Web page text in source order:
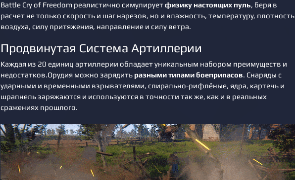
Battle Cry of Freedom реалистично симулируетфизику настоящих пуль, беря в
расчет не только скорость и шаг нарезов, но и влажность, температуру, плотность
воздуха, силу притяжения, направление и силу ветра.
Продвинутая Система Артиллерии
Каждая из 20 единиц артиллерии обладает уникальным набором преимуществ и
недостатков.Орудия можно зарядить разными типами боеприпасов. Снаряды с
ударными и временными взрывателями, спирально-рифлёные, ядра, картечь и
шрапнель заряжаются и используются в точности так же, как и в реальных
сражениях прошлого.